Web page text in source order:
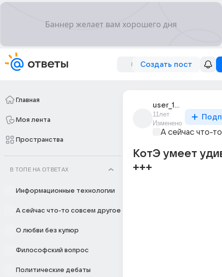
Создать пост
Главная
Моя лента
Пространства
В ТОПЕ НА ОТВЕТАХ
Информационные технологии
А сейчас что-то совсем другое
О любви без купюр
Философский вопрос
Политические дебаты
user_178710063
11лет
Изменено
А сейчас что-
КотЭ умеет
+++